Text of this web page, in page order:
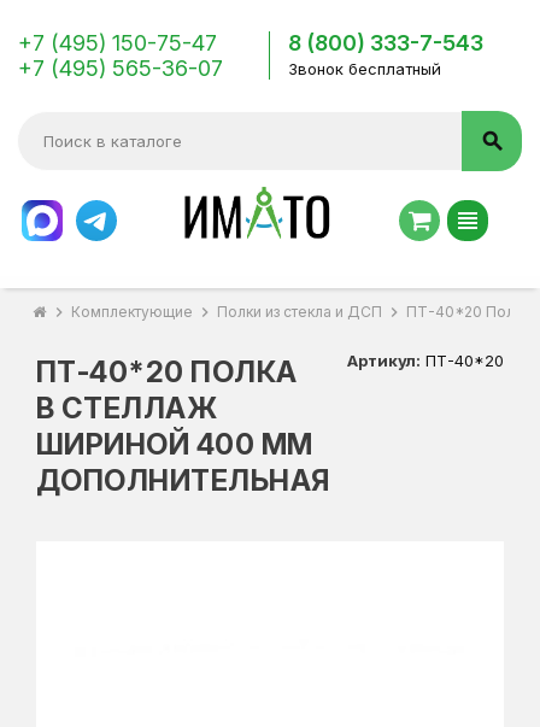
+7 (495) 150-75-47
+7 (495) 565-36-07
8 (800) 333-7-543
Звонок бесплатный
search
view_headline
chevron_right Комплектующие chevron_right Полки из стекла и ДСП chevron_right ПТ-40*20 Полка
ПТ-40*20 ПОЛКА
В СТЕЛЛАЖ
ШИРИНОЙ 400 ММ
ДОПОЛНИТЕЛЬНАЯ
Артикул: ПТ-40*20